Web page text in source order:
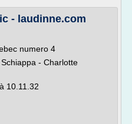
- laudinne.com
numero 4
- Charlotte
10.11.32